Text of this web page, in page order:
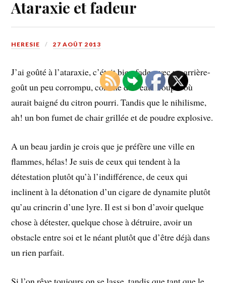
Ataraxie et fadeur
HERESIE 27 AOÛT 2013
J’ai goûté à l’ataraxie, c’était bien fade, avec un arrière-
goût un peu corrompu, comme de l’eau croupie où
aurait baigné du citron pourri. Tandis que le nihilisme,
ah! un bon fumet de chair grillée et de poudre explosive.
A un beau jardin je crois que je préfère une ville en
flammes, hélas! Je suis de ceux qui tendent à la
détestation plutôt qu’à l’indifférence, de ceux qui
inclinent à la détonation d’un cigare de dynamite plutôt
qu’au crincrin d’une lyre. Il est si bon d’avoir quelque
chose à détester, quelque chose à détruire, avoir un
obstacle entre soi et le néant plutôt que d’être déjà dans
un rien parfait.